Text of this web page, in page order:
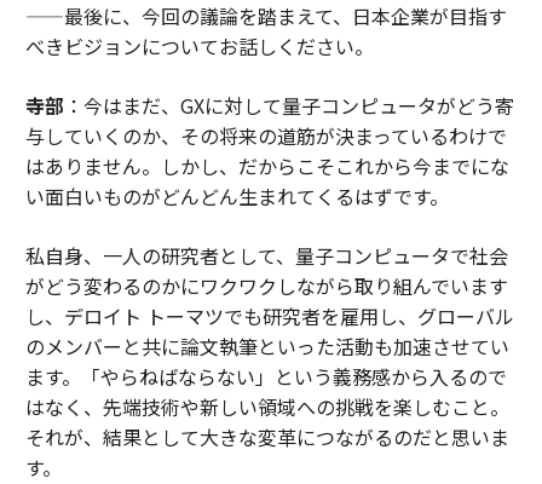
——最後に、今回の議論を踏まえて、日本企業が目指す
べきビジョンについてお話しください。
寺部 ：今はまだ、GXに対して量子コンピュータがどう寄
与していくのか、その将来の道筋が決まっているわけで
はありません。しかし、だからこそこれから今までにな
い面白いものがどんどん生まれてくるはずです。
私自身、一人の研究者として、量子コンピュータで社会
がどう変わるのかにワクワクしながら取り組んでいます
し、デロイト トーマツでも研究者を雇用し、グローバル
のメンバーと共に論文執筆といった活動も加速させてい
ます。「やらねばならない」という義務感から入るので
はなく、先端技術や新しい領域への挑戦を楽しむこと。
それが、結果として大きな変革につながるのだと思いま
す。